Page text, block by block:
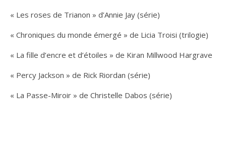
« Les roses de Trianon » d’Annie Jay (série)
« Chroniques du monde émergé » de Licia Troisi (trilogie)
« La fille d’encre et d’étoiles » de Kiran Millwood Hargrave
« Percy Jackson » de Rick Riordan (série)
« La Passe-Miroir » de Christelle Dabos (série)